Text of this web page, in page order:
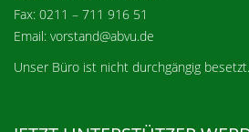
Fax: 0211 – 711 916 51
Email: vorstand@abvu.de
Unser Büro ist nicht durchgängig besetzt.